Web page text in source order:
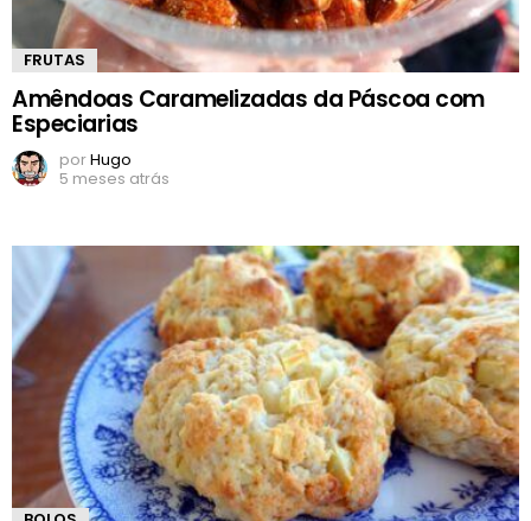
FRUTAS
Amêndoas Caramelizadas da Páscoa com
Especiarias
porHugo
5 meses atrás